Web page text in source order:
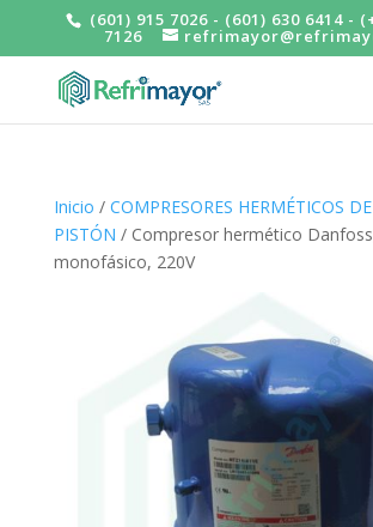
(601) 915 7026 - (601) 630 6414 -
7126
Inicio / COMPRESORES HERMÉTICOS DE
PISTÓN / Compresor hermético
monofásico, 220V